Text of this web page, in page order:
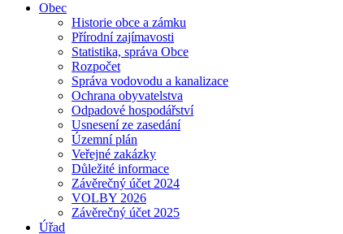
Obec
Historie obce a zámku
Přírodní zajímavosti
Statistika, správa Obce
Rozpočet
Správa vodovodu a kanalizace
Ochrana obyvatelstva
Odpadové hospodářství
Usnesení ze zasedání
Územní plán
Veřejné zakázky
Důležité informace
Závěrečný účet 2024
VOLBY 2026
Závěrečný účet 2025
Úřad